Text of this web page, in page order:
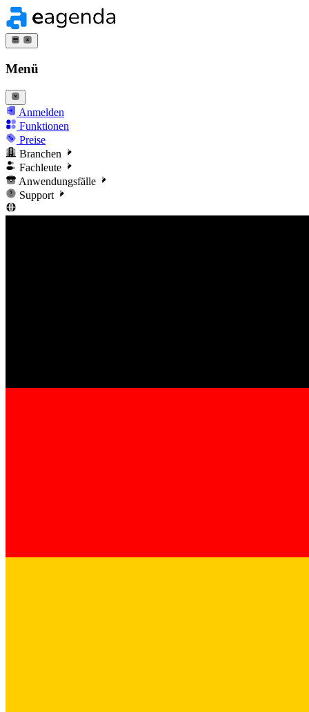
Menü
Anmelden
Funktionen
Preise
Branchen
Fachleute
Anwendungsfälle
Support